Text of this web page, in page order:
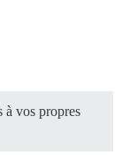
à vos propres